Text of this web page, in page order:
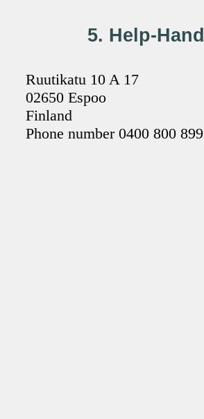
5. Help-Hand
Ruutikatu 10 A 17
02650 Espoo
Finland
Phone number 0400 800 899